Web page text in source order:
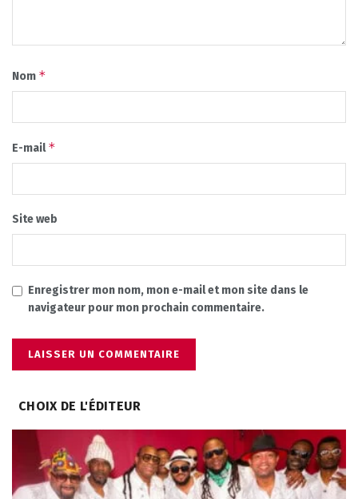
Nom *
E-mail*
Site web
Enregistrer mon nom, mon e-mail et mon site dans le
navigateur pour mon prochain commentaire.
CHOIX DE L'ÉDITEUR